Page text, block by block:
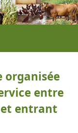
organisée
entre
entrant